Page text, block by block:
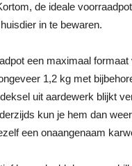
de ideale
in te bewaren.
een maximaal
1,2 kg met
uit aardewerk blijkt
kun je hem dan
een onaangenaam